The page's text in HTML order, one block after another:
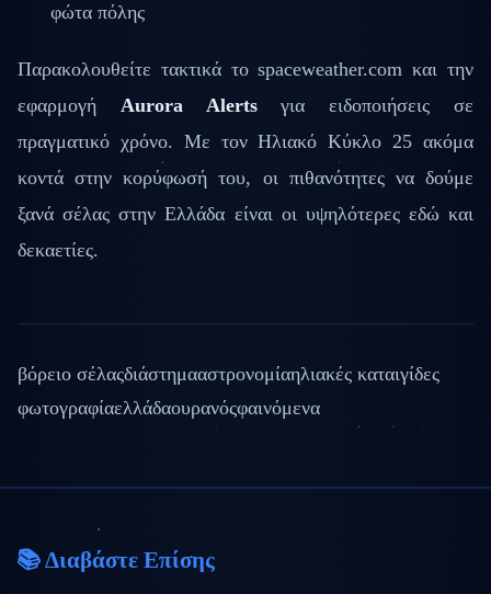
φώτα πόλης
Παρακολουθείτε τακτικά το spaceweather.com και την
εφαρμογή Aurora Alertsγια ειδοποιήσεις σε
πραγματικό χρόνο. Με τον Ηλιακό Κύκλο 25 ακόμα
κοντά στην κορύφωσή του, οι πιθανότητες να δούμε
ξανά σέλας στην Ελλάδα είναι οι υψηλότερες εδώ και
δεκαετίες.
βόρειο σέλαςδιάστημααστρονομίαηλιακές καταιγίδες
φωτογραφίαελλάδαουρανόςφαινόμενα
📚 Διαβάστε Επίσης